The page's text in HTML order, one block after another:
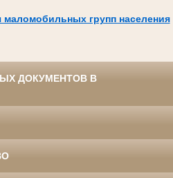
групп населения
ДОКУМЕНТОВ В